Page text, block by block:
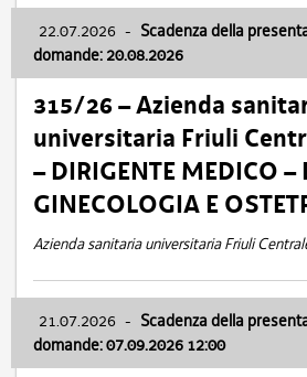
22.07.2026 - Scadenza della
domande: 20.08.2026
315/26 – Azienda
universitaria Friuli
– DIRIGENTE MEDICO
GINECOLOGIA E
Azienda sanitaria universitaria Friuli
21.07.2026 - Scadenza della
domande: 07.09.2026 12:00